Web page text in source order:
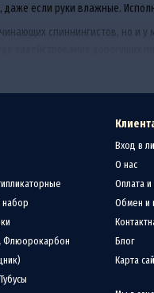
даже если руки влажные.
спиннингистов, но
набор
Флюорокарбон
Вход в
О нас
Оплата и
Обмен и
Блог
Карта